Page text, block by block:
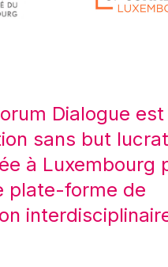
Geoghegan-Quinn
Centeno
Monti
ŠEFČOVIČ
Bailey
Reicherts
Dialogue
sans but
à Luxembourg
plate-forme de